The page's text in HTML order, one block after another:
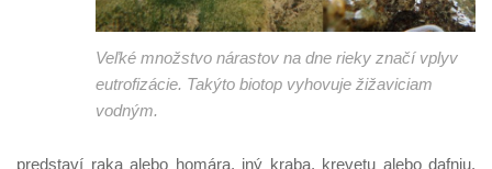
Veľké množstvo nárastov na dne rieky značí vplyv
eutrofizácie. Takýto biotop vyhovuje žižaviciam
vodným.
predstaví raka alebo homára, iný kraba, krevetu alebo dafniu.